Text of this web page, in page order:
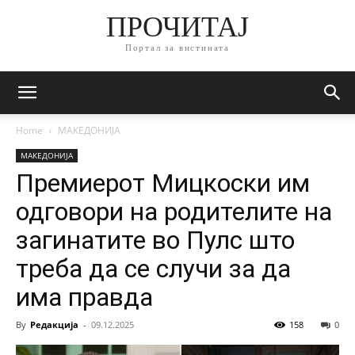
ПРОЧИТАЈ
Портал за вистината
Home МАКЕДОНИЈА
МАКЕДОНИЈА
Премиерот Мицкоски им
одговори на родителите на
загинатите во Пулс што
треба да се случи за да
има правда
By Редакција - 09.12.2025 0
158